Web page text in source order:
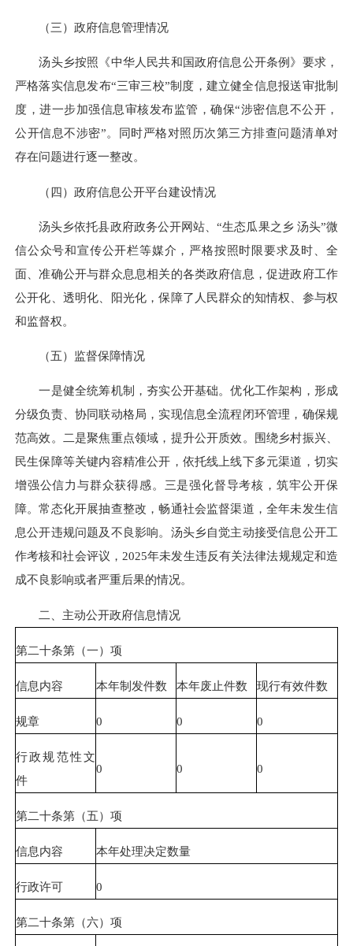
（三）政府信息管理情况
汤头乡按照《中华人民共和国政府信息公开条例》要求，
严格落实信息发布“三审三校”制度，建立健全信息报送审批制
度，进一步加强信息审核发布监管，确保“涉密信息不公开，
公开信息不涉密”。同时严格对照历次第三方排查问题清单对
存在问题进行逐一整改。
（四）政府信息公开平台建设情况
汤头乡依托县政府政务公开网站、“生态瓜果之乡 汤头”微
信公众号和宣传公开栏等媒介，严格按照时限要求及时、全
面、准确公开与群众息息相关的各类政府信息，促进政府工作
公开化、透明化、阳光化，保障了人民群众的知情权、参与权
和监督权。
（五）监督保障情况
一是健全统筹机制，夯实公开基础。优化工作架构，形成
分级负责、协同联动格局，实现信息全流程闭环管理，确保规
范高效。二是聚焦重点领域，提升公开质效。围绕乡村振兴、
民生保障等关键内容精准公开，依托线上线下多元渠道，切实
增强公信力与群众获得感。三是强化督导考核，筑牢公开保
障。常态化开展抽查整改，畅通社会监督渠道，全年未发生信
息公开违规问题及不良影响。汤头乡自觉主动接受信息公开工
作考核和社会评议，2025年未发生违反有关法律法规规定和造
成不良影响或者严重后果的情况。
二、主动公开政府信息情况
第二十条第（一）项
信息内容 本年制发件数 本年废止件数 现行有效件数
规章 0 0 0
行政规范性文
件
0 0 0
第二十条第（五）项
信息内容 本年处理决定数量
行政许可 0
第二十条第（六）项